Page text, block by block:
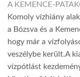
A KEMENCE-
Komoly vízhiány
a Bózsva és a
hogy már a
veszélybe került.A
vízpótlást